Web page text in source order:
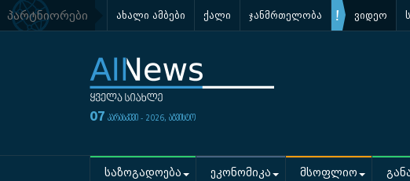
პარტნიორები ახალი ამბები ქალი ჯანმრთელობა ვიდეო
07 პარასკევი - 2026, აგვისტო
საზოგადოება ეკონომიკა მსოფლიო